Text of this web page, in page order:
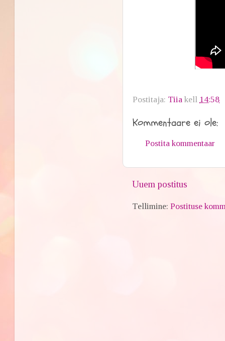
Postitaja: Tiia kell 14:58
Kommentaare ei ole:
Postita kommentaar
Uuem postitus
Tellimine:Postituse